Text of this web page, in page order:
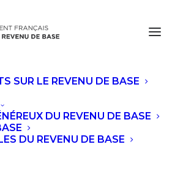
SUR LE REVENU DE BASE
DU REVENU DE BASE
DU REVENU DE BASE
THÈME DE L'APPORT
ACTIFS